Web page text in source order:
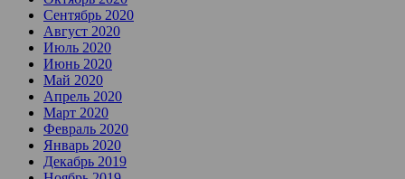
Сентябрь 2020
Август 2020
Июль 2020
Июнь 2020
Май 2020
Апрель 2020
Март 2020
Февраль 2020
Январь 2020
Декабрь 2019